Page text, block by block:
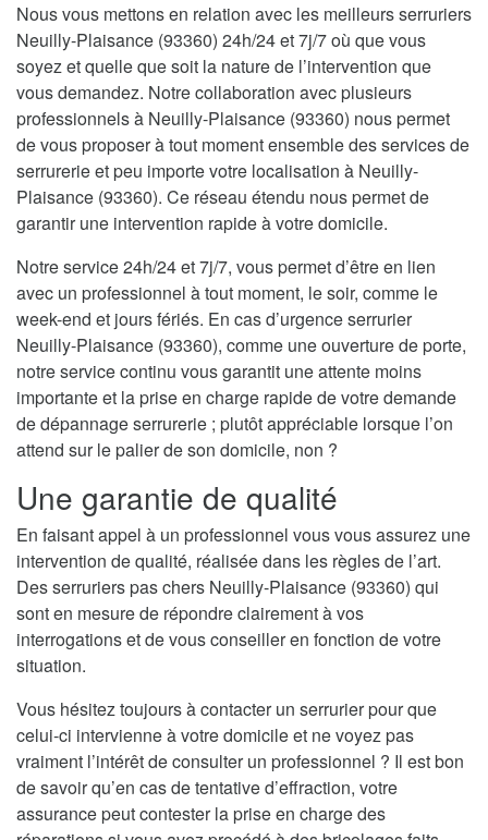
Nous vous mettons en relation avec les meilleurs serruriers
Neuilly-Plaisance (93360) 24h/24 et 7j/7 où que vous
soyez et quelle que soit la nature de l’intervention que
vous demandez. Notre collaboration avec plusieurs
professionnels à Neuilly-Plaisance (93360) nous permet
de vous proposer à tout moment ensemble des services de
serrurerie et peu importe votre localisation à Neuilly-
Plaisance (93360). Ce réseau étendu nous permet de
garantir une intervention rapide à votre domicile.
Notre service 24h/24 et 7j/7, vous permet d’être en lien
avec un professionnel à tout moment, le soir, comme le
week-end et jours fériés. En cas d’urgence serrurier
Neuilly-Plaisance (93360), comme une ouverture de porte,
notre service continu vous garantit une attente moins
importante et la prise en charge rapide de votre demande
de dépannage serrurerie ; plutôt appréciable lorsque l’on
attend sur le palier de son domicile, non ?
Une garantie de qualité
En faisant appel à un professionnel vous vous assurez une
intervention de qualité, réalisée dans les règles de l’art.
Des serruriers pas chers Neuilly-Plaisance (93360) qui
sont en mesure de répondre clairement à vos
interrogations et de vous conseiller en fonction de votre
situation.
Vous hésitez toujours à contacter un serrurier pour que
celui-ci intervienne à votre domicile et ne voyez pas
vraiment l’intérêt de consulter un professionnel ? Il est bon
de savoir qu’en cas de tentative d’effraction, votre
assurance peut contester la prise en charge des